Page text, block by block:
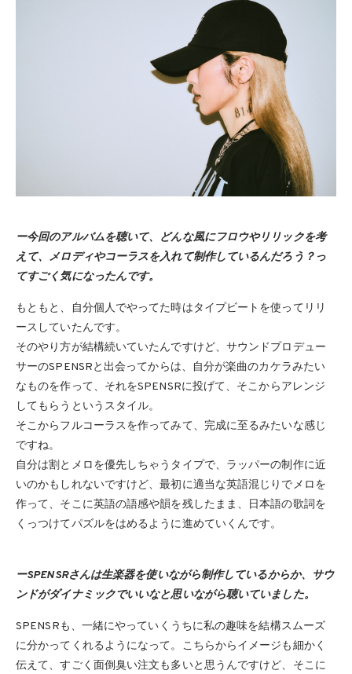
ー今回のアルバムを聴いて、どんな風にフロウやリリックを考
えて、メロディやコーラスを入れて制作しているんだろう？っ
てすごく気になったんです。
もともと、自分個人でやってた時はタイプビートを使ってリリ
ースしていたんです。
そのやり方が結構続いていたんですけど、サウンドプロデュー
サーのSPENSRと出会ってからは、自分が楽曲のカケラみたい
なものを作って、それをSPENSRに投げて、そこからアレンジ
してもらうというスタイル。
そこからフルコーラスを作ってみて、完成に至るみたいな感じ
ですね。
自分は割とメロを優先しちゃうタイプで、ラッパーの制作に近
いのかもしれないですけど、最初に適当な英語混じりでメロを
作って、そこに英語の語感や韻を残したまま、日本語の歌詞を
くっつけてパズルをはめるように進めていくんです。
ーSPENSRさんは生楽器を使いながら制作しているからか、サウ
ンドがダイナミックでいいなと思いながら聴いていました。
SPENSRも、一緒にやっていくうちに私の趣味を結構スムーズ
に分かってくれるようになって。こちらからイメージも細かく
伝えて、すごく面倒臭い注文も多いと思うんですけど、そこに